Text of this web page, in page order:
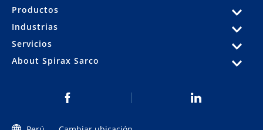
Productos
Industrias
Servicios
About Spirax Sarco